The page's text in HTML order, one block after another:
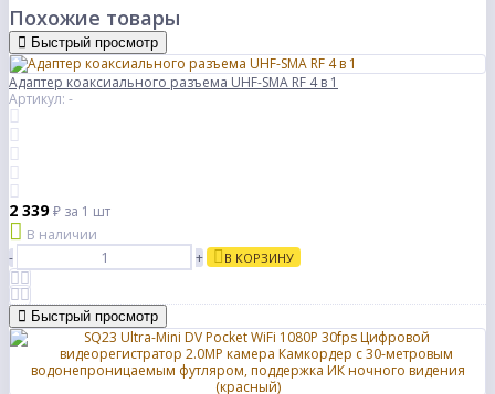
Похожие товары
Быстрый просмотр
Адаптер коаксиального разъема UHF-SMA RF 4 в 1
Артикул: -
2 339₽ за 1 шт
В наличии
-
+ В КОРЗИНУ
Быстрый просмотр